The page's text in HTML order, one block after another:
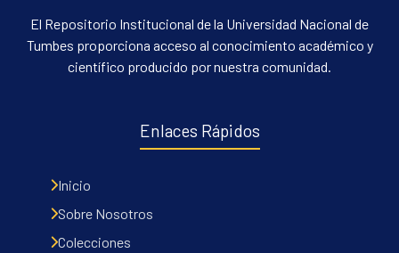
El Repositorio Institucional de la Universidad Nacional de
Tumbes proporciona acceso al conocimiento académico y
científico producido por nuestra comunidad.
Enlaces Rápidos
Inicio
Sobre Nosotros
Colecciones